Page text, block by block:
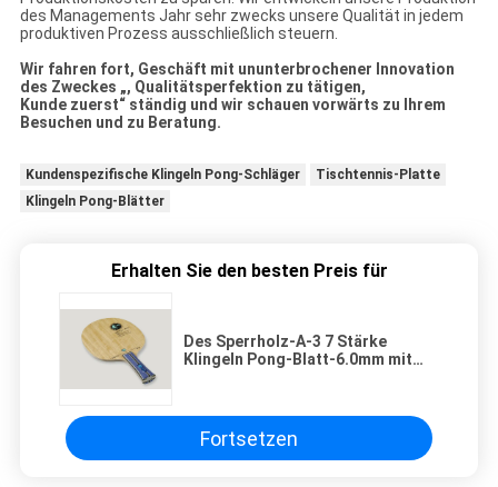
des Managements Jahr sehr zwecks unsere Qualität in jedem
produktiven Prozess ausschließlich steuern.
Wir fahren fort, Geschäft mit ununterbrochener Innovation
des Zweckes „, Qualitätsperfektion zu tätigen,
Kunde zuerst“ ständig und wir schauen vorwärts zu Ihrem
Besuchen und zu Beratung.
Kundenspezifische Klingeln Pong-Schläger
Tischtennis-Platte
Klingeln Pong-Blätter
Erhalten Sie den besten Preis für
Des Sperrholz-A-3 7 Stärke
Klingeln Pong-Blatt-6.0mm mit
Fortsetzen